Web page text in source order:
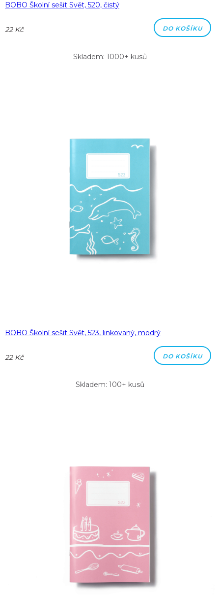
BOBO Školní sešit Svět, 520, čistý
22 Kč DO KOŠÍKU
Skladem: 1000+ kusů
BOBO Školní sešit Svět, 523, linkovaný, modrý
22 Kč DO KOŠÍKU
Skladem: 100+ kusů